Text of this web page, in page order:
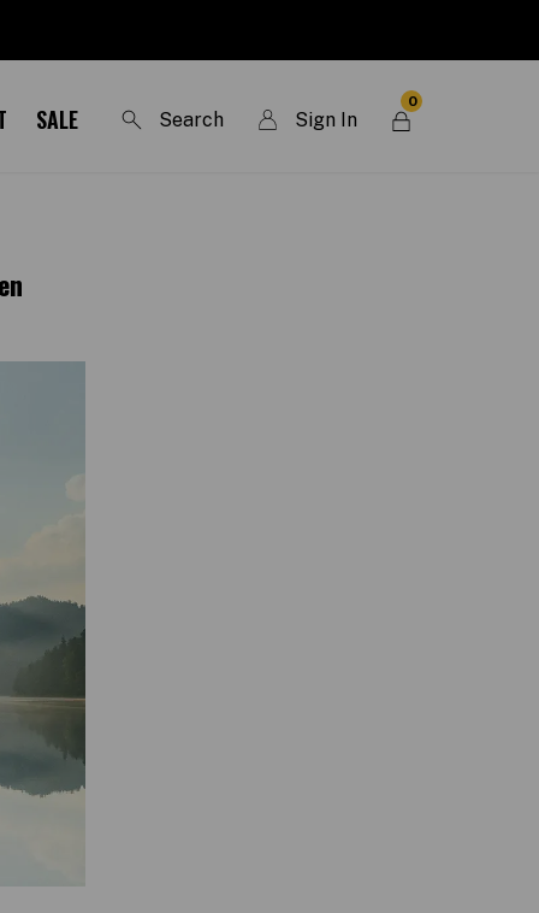
SALE Search Sign In
0